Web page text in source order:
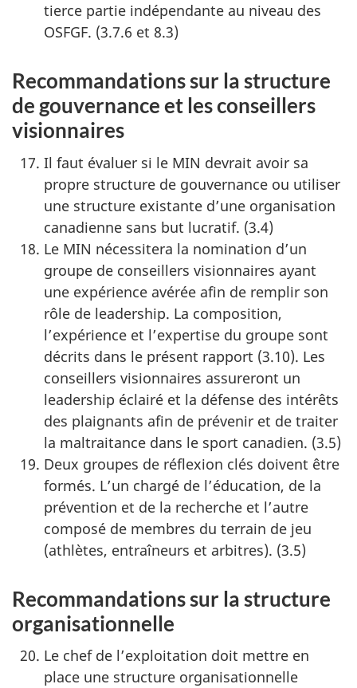
tierce partie indépendante au niveau des
OSFGF. (3.7.6 et 8.3)
Recommandations sur la structure
de gouvernance et les conseillers
visionnaires
Il faut évaluer si le MIN devrait avoir sa
propre structure de gouvernance ou utiliser
une structure existante d’une organisation
canadienne sans but lucratif. (3.4)
Le MIN nécessitera la nomination d’un
groupe de conseillers visionnaires ayant
une expérience avérée afin de remplir son
rôle de leadership. La composition,
l’expérience et l’expertise du groupe sont
décrits dans le présent rapport (3.10). Les
conseillers visionnaires assureront un
leadership éclairé et la défense des intérêts
des plaignants afin de prévenir et de traiter
la maltraitance dans le sport canadien. (3.5)
Deux groupes de réflexion clés doivent être
formés. L’un chargé de l’éducation, de la
prévention et de la recherche et l’autre
composé de membres du terrain de jeu
(athlètes, entraîneurs et arbitres). (3.5)
Recommandations sur la structure
organisationnelle
Le chef de l’exploitation doit mettre en
place une structure organisationnelle